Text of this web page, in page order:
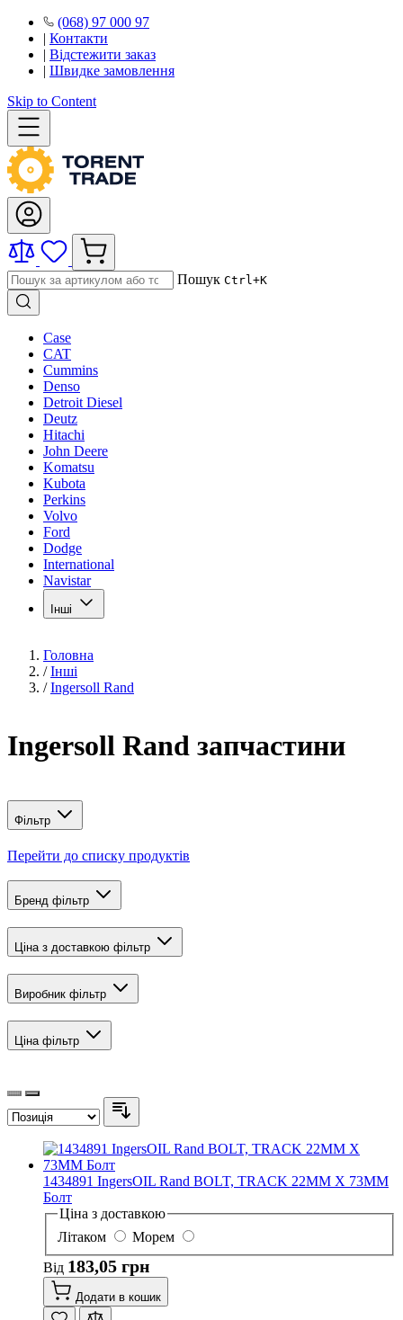
(068) 97 000 97
| Контакти
| Відстежити заказ
| Швидке замовлення
Skip to Content
Пошук Ctrl+K
Case
CAT
Cummins
Denso
Detroit Diesel
Deutz
Hitachi
John Deere
Komatsu
Kubota
Perkins
Volvo
Ford
Dodge
International
Navistar
Інші
Головна
/ Інші
/ Ingersoll Rand
Ingersoll Rand запчастини
Фільтр
Перейти до списку продуктів
Бренд фільтр
Ціна з доставкою фільтр
Виробник фільтр
Ціна фільтр
1434891 IngersOIL Rand BOLT, TRACK 22MM X 73MM
Болт
Ціна з доставкою
Літаком
Морем
Від 183,05 грн
Додати в кошик